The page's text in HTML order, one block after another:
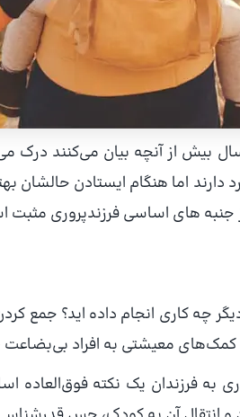
بیش از آنچه بیان می‌کنند درک
اما هنگام ایستادن
های اساسی فرزندپروری مثبت
دیگر چه کاری انجام داده اید؟
کمک‌های معیشتی به افراد
به فرزندان یک نکته فوق‌العاده